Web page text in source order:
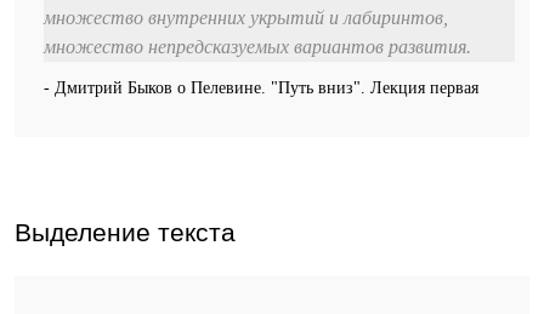
множество внутренних укрытий и лабиринтов,
множество непредсказуемых вариантов развития.
- Дмитрий Быков о Пелевине. "Путь вниз". Лекция первая
Выделение текста